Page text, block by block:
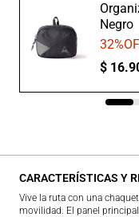
Negro
32
$ 16.
CARACTERÍSTICAS Y
Vive la ruta con una
movilidad. El panel